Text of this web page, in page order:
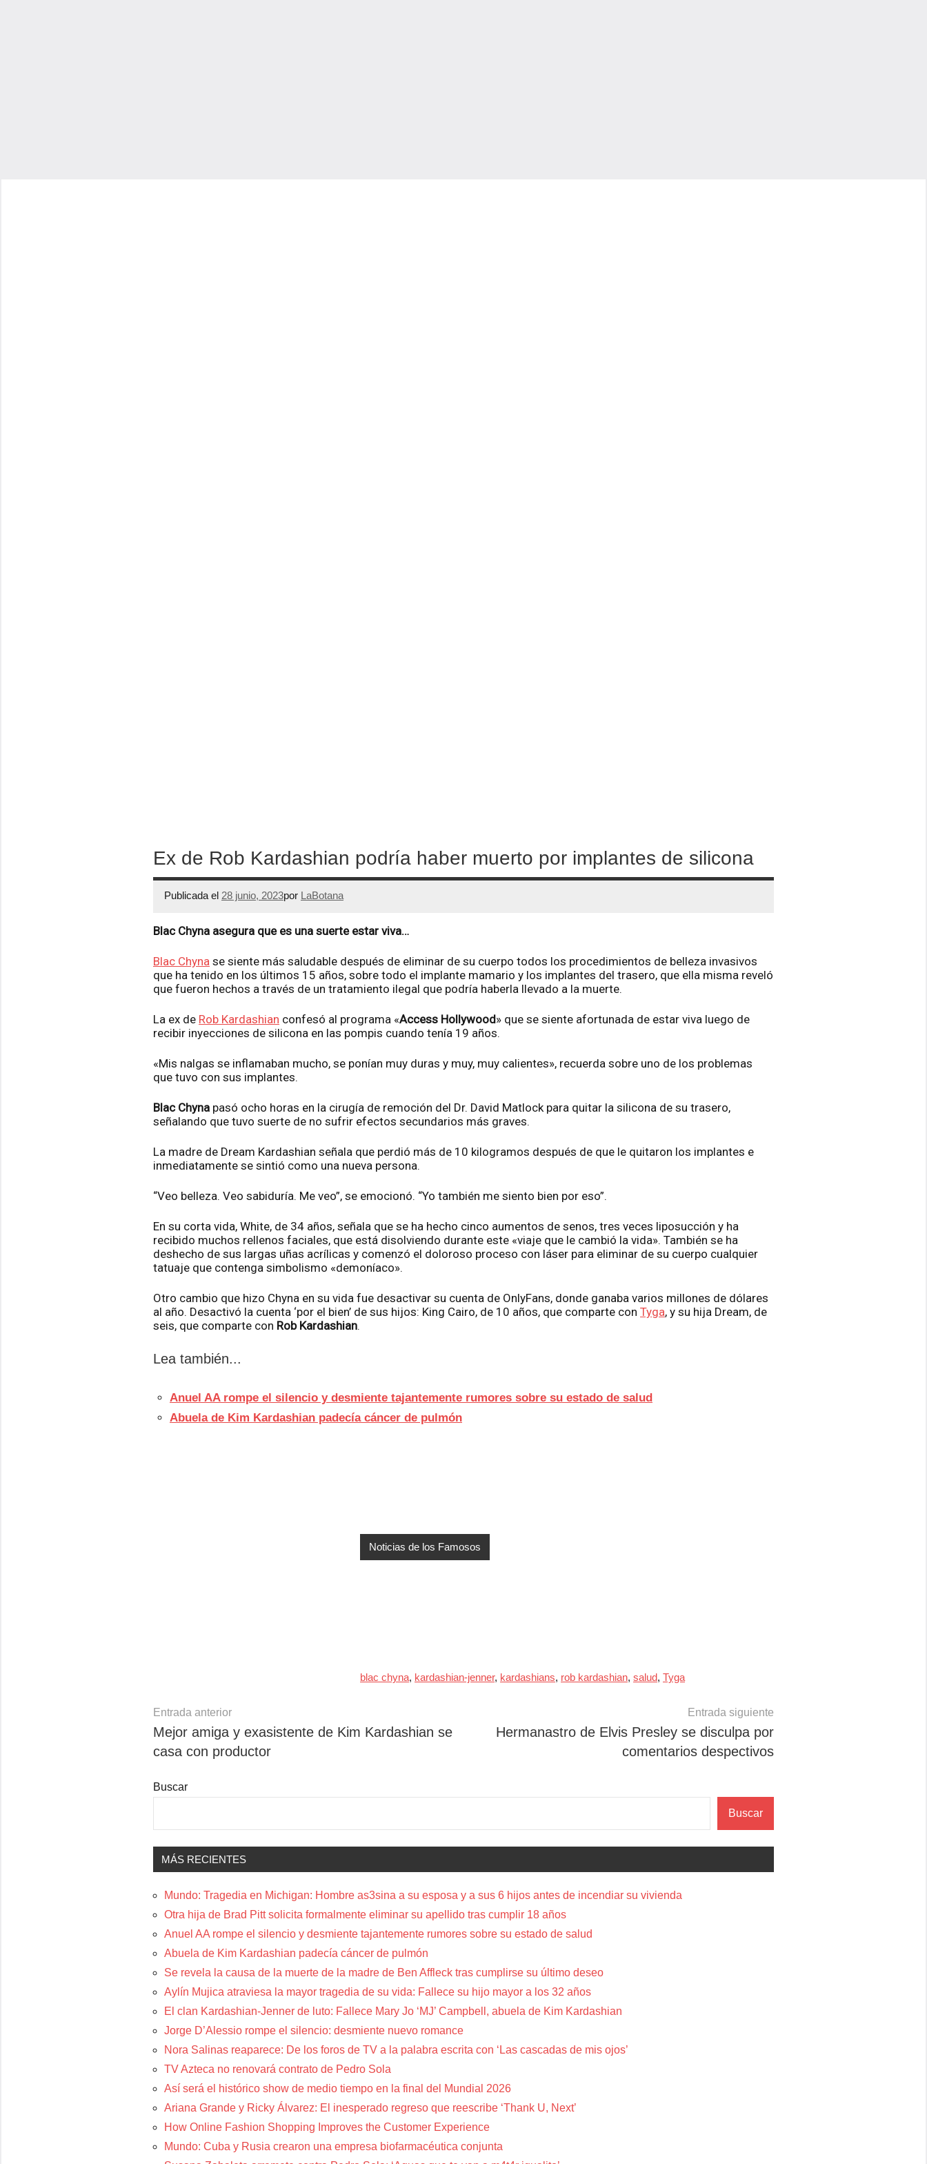
Ex de Rob Kardashian podría haber muerto por implantes de silicona
Publicada el 28 junio, 2023por LaBotana
Blac Chyna asegura que es una suerte estar viva…
Blac Chyna se siente más saludable después de eliminar de su cuerpo todos los procedimientos de belleza invasivos
que ha tenido en los últimos 15 años, sobre todo el implante mamario y los implantes del trasero, que ella misma reveló
que fueron hechos a través de un tratamiento ilegal que podría haberla llevado a la muerte.
La ex de Rob Kardashian confesó al programa «Access Hollywood» que se siente afortunada de estar viva luego de
recibir inyecciones de silicona en las pompis cuando tenía 19 años.
«Mis nalgas se inflamaban mucho, se ponían muy duras y muy, muy calientes», recuerda sobre uno de los problemas
que tuvo con sus implantes.
Blac Chyna pasó ocho horas en la cirugía de remoción del Dr. David Matlock para quitar la silicona de su trasero,
señalando que tuvo suerte de no sufrir efectos secundarios más graves.
La madre de Dream Kardashian señala que perdió más de 10 kilogramos después de que le quitaron los implantes e
inmediatamente se sintió como una nueva persona.
“Veo belleza. Veo sabiduría. Me veo”, se emocionó. “Yo también me siento bien por eso”.
En su corta vida, White, de 34 años, señala que se ha hecho cinco aumentos de senos, tres veces liposucción y ha
recibido muchos rellenos faciales, que está disolviendo durante este «viaje que le cambió la vida». También se ha
deshecho de sus largas uñas acrílicas y comenzó el doloroso proceso con láser para eliminar de su cuerpo cualquier
tatuaje que contenga simbolismo «demoníaco».
Otro cambio que hizo Chyna en su vida fue desactivar su cuenta de OnlyFans, donde ganaba varios millones de dólares
al año. Desactivó la cuenta ‘por el bien’ de sus hijos: King Cairo, de 10 años, que comparte con Tyga, y su hija Dream, de
seis, que comparte con Rob Kardashian.
Lea también...
Anuel AA rompe el silencio y desmiente tajantemente rumores sobre su estado de salud
Abuela de Kim Kardashian padecía cáncer de pulmón
Noticias de los Famosos
blac chyna, kardashian-jenner, kardashians, rob kardashian, salud, Tyga
Navegación
de
entradas
Entrada anterior
Mejor amiga y exasistente de Kim Kardashian se
casa con productor
Entrada siguiente
Hermanastro de Elvis Presley se disculpa por
comentarios despectivos
Buscar
Buscar
MÁS RECIENTES
Mundo: Tragedia en Michigan: Hombre as3sina a su esposa y a sus 6 hijos antes de incendiar su vivienda
Otra hija de Brad Pitt solicita formalmente eliminar su apellido tras cumplir 18 años
Anuel AA rompe el silencio y desmiente tajantemente rumores sobre su estado de salud
Abuela de Kim Kardashian padecía cáncer de pulmón
Se revela la causa de la muerte de la madre de Ben Affleck tras cumplirse su último deseo
Aylín Mujica atraviesa la mayor tragedia de su vida: Fallece su hijo mayor a los 32 años
El clan Kardashian-Jenner de luto: Fallece Mary Jo ‘MJ’ Campbell, abuela de Kim Kardashian
Jorge D’Alessio rompe el silencio: desmiente nuevo romance
Nora Salinas reaparece: De los foros de TV a la palabra escrita con ‘Las cascadas de mis ojos’
TV Azteca no renovará contrato de Pedro Sola
Así será el histórico show de medio tiempo en la final del Mundial 2026
Ariana Grande y Ricky Álvarez: El inesperado regreso que reescribe ‘Thank U, Next’
How Online Fashion Shopping Improves the Customer Experience
Mundo: Cuba y Rusia crearon una empresa biofarmacéutica conjunta